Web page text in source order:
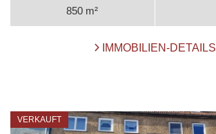
850 m²
IMMOBILIEN-DETAILS
VERKAUFT